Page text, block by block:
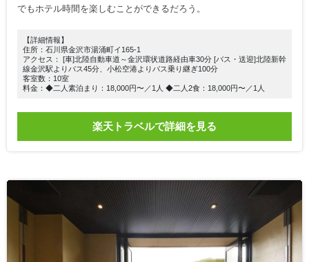
でもホテル時間を楽しむことができるだろう。
【詳細情報】
住所：石川県金沢市湯涌町イ165-1
アクセス： [車]北陸自動車道～金沢環状道路経由車30分 [バス・送迎]北陸新幹
線金沢駅よりバス45分、小松空港よりバス乗り継ぎ100分
客室数：10室
料金：◆二人素泊まり：18,000円〜／1人 ◆二人2食：18,000円〜／1人
楽天トラベルで詳細を見る